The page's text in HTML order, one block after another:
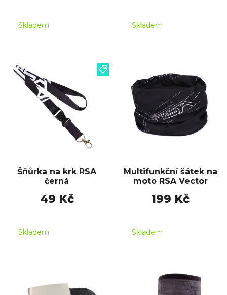
Skladem Skladem
Šňůrka na krk RSA
černá
49 Kč
Skladem
Multifunkční šátek na
moto RSA Vector
199 Kč
Skladem